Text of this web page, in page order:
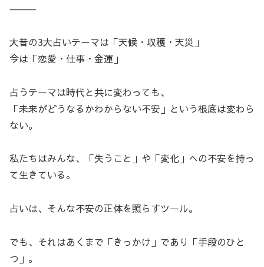
⸻
大昔の3大占いテーマは「天候・収穫・天災」
今は「恋愛・仕事・金運」
占うテーマは時代と共に変わっても、
「未来がどうなるかわからない不安」という根底は変わら
ない。
私たちはみんな、「失うこと」や「変化」への不安を持っ
て生きている。
占いは、そんな不安の正体を照らすツール。
でも、それはあくまで「きっかけ」であり「手段のひと
つ」。